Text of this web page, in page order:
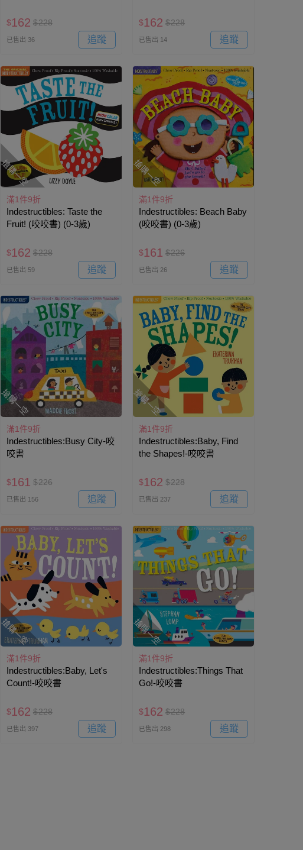
$162 $228
已售出 36 追蹤
$162 $228
已售出 14 追蹤
搶購一空
滿1件9折
Indestructibles: Taste the
Fruit! (咬咬書) (0-3歲)
$162 $228
已售出 59 追蹤
搶購一空
滿1件9折
Indestructibles: Beach Baby
(咬咬書) (0-3歲)
$161 $226
已售出 26 追蹤
搶購一空
滿1件9折
Indestructibles:Busy City-咬
咬書
$161 $226
已售出 156 追蹤
搶購一空
滿1件9折
Indestructibles:Baby, Find
the Shapes!-咬咬書
$162 $228
已售出 237 追蹤
搶購一空
滿1件9折
Indestructibles:Baby, Let's
Count!-咬咬書
$162 $228
已售出 397 追蹤
搶購一空
滿1件9折
Indestructibles:Things That
Go!-咬咬書
$162 $228
已售出 298 追蹤